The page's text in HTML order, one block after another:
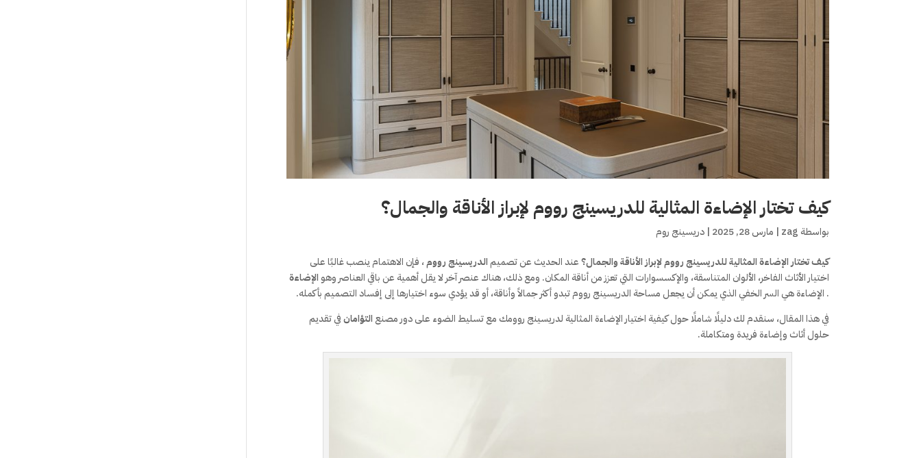
كيف تختار الإضاءة المثالية للدريسينج رووم لإبراز الأناقة والجمال؟
بواسطة zag
| مارس 28, 2025 |دريسينج روم
كيف تختار الإضاءة المثالية للدريسينج رووم لإبراز الأناقة والجمال؟عند الحديث عن تصميمالدريسينج رووم، فإن الاهتمام ينصب غالبًا على
اختيار الأثاث الفاخر، الألوان المتناسقة، والإكسسوارات التي تعزز من أناقة المكان. ومع ذلك، هناك عنصر آخر لا يقل أهمية عن باقي العناصر وهو الإضاءة
. الإضاءة هي السر الخفي الذي يمكن أن يجعل مساحة الدريسينج رووم تبدو أكثر جمالاً وأناقة، أو قد يؤدي سوء اختيارها إلى إفساد التصميم بأكمله.
في هذا المقال، سنقدم لك دليلًا شاملًا حول كيفية اختيار الإضاءة المثالية لدريسينج روومك مع تسليط الضوء على دور مصنع التؤامانفي تقديم
حلول أثاث وإضاءة فريدة ومتكاملة.